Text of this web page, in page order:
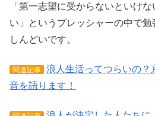
「第一志望に受からないといけ
い」というプレッシャーの中で
しんどいです。
関連記事
浪人生活ってつらいの？
音を語ります！